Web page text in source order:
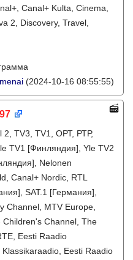
Canal+ Kulta, Cinema,
2, Discovery, Travel,
(2024-10-16 08:55:55)
2, TV3, TV1, ОРТ, РТР,
TV1 [Финляндия], Yle TV2
Nelonen
Canal+ Nordic, RTL
SAT.1 [Германия],
Channel, MTV Europe,
Children's Channel, The
Eesti Raadio
Eesti Raadio